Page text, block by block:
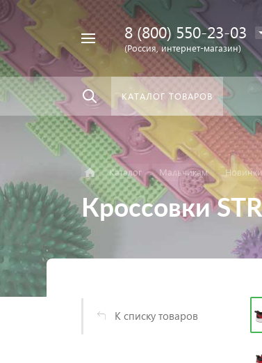
вездеНайти
8 (800) 550-23-03
(Россия, интернет-магазин)
КАТАЛОГ ТОВАРОВ
Каталог Мальчикам Новинки
Кроссовки
К списку товаров